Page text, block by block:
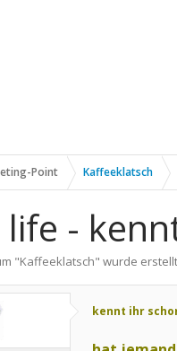
Point Kaffeeklatsch
-
"Kaffeeklatsch" wurde
kennt ihr